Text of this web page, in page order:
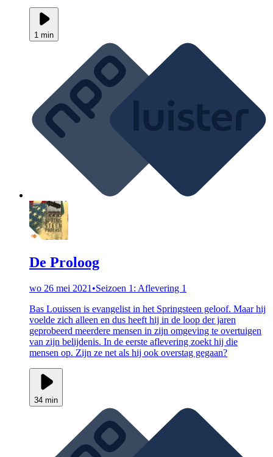
1 min
De Proloog
wo 26 mei 2021 •Seizoen 1: Aflevering 1
Bas Louissen is evangelist in het Springsteen geloof. Maar hij
voelde zich alleen en dus heeft hij in de loop der jaren
geprobeerd meerdere mensen in zijn omgeving te overtuigen
van zijn belijdenis. In de eerste aflevering zoekt hij die
mensen op. Zijn ze net als hij ook overstag gegaan?
34 min